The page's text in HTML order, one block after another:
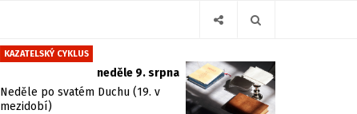
KAZATELSKÝ CYKLUS
neděle 9. srpna
Neděle po svatém Duchu (19. v
mezidobí)